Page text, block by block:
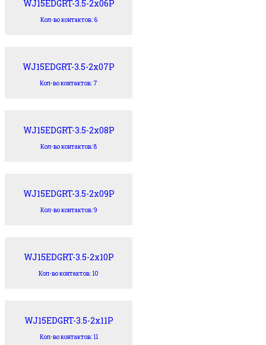
WJ15EDGRT-3.5-2x06P
Кол-во контактов: 6
WJ15EDGRT-3.5-2x07P
Кол-во контактов: 7
WJ15EDGRT-3.5-2x08P
Кол-во контактов: 8
WJ15EDGRT-3.5-2x09P
Кол-во контактов: 9
WJ15EDGRT-3.5-2x10P
Кол-во контактов: 10
WJ15EDGRT-3.5-2x11P
Кол-во контактов: 11